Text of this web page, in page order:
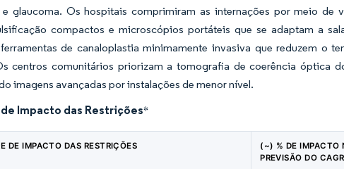
glaucoma. Os hospitais comprimiram as internações por meio de
compactos e microscópios portáteis que se adaptam a
de canaloplastia minimamente invasiva que reduzem o
centros comunitários priorizam a tomografia de coerência óptica
imagens avançadas por instalações de menor nível.
Impacto das Restrições*
DE IMPACTO DAS RESTRIÇÕES
(~) % DE IMPACTO
PREVISÃO DO CAGR